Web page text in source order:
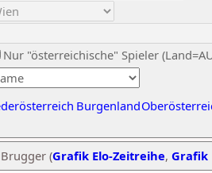
Nur "österreichische" Spieler
Burgenland
(Grafik Elo-Zeitreihe, Grafik